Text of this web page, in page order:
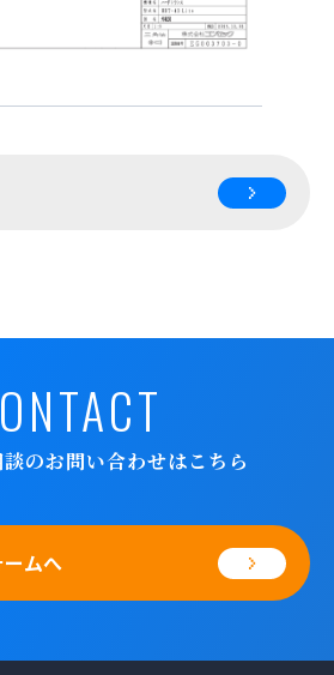
のお問い合わせはこちら
ムへ